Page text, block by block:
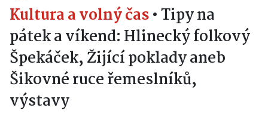
Kultura a volný čas• Tipy na
pátek a víkend: Hlinecký folkový
Špekáček, Žijící poklady aneb
Šikovné ruce řemeslníků,
výstavy